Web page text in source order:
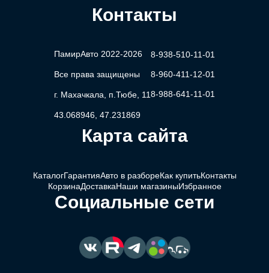
Контакты
ПамирАвто 2022-2026
Все права защищены
г. Махачкала, п.Тюбе, 11
43.068946, 47.231869
8-938-510-11-01
8-960-411-12-01
8-988-641-11-01
Карта сайта
КаталогГарантияАвто в разбореКак купитьКонтакты
КорзинаДоставкаНаши магазиныИзбранное
Социальные сети